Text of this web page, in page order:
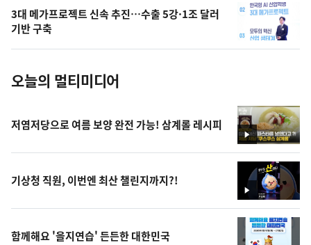
사
진
3대 메가프로젝트 신속 추진…수출 5강·1조 달러
기반 구축
오늘의 멀티미디어
영
상
저염저당으로 여름 보양 완전 가능! 삼계롤 레시피
영
상
기상청 직원, 이번엔 최산 챌린지까지?!
함께해요 '을지연습' 든든한 대한민국